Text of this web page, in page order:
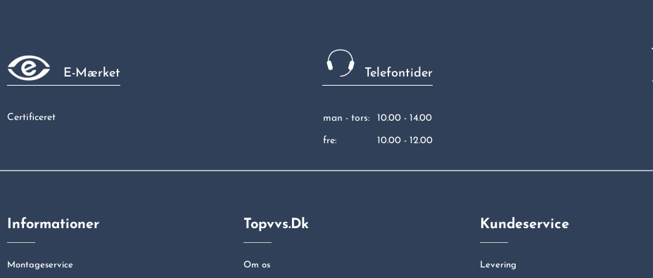
E-Mærket
Certificeret
Telefontider
man - tors: 10.00 - 14.00
fre: 10.00 - 12.00
Informationer
Montageservice
Topvvs.dk
Om os
Kundeservice
Levering